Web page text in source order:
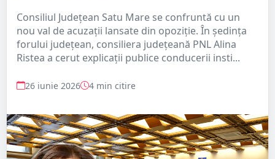
Consiliul Județean Satu Mare se confruntă cu un
nou val de acuzații lansate din opoziție. În ședința
forului județean, consiliera județeană PNL Alina
Ristea a cerut explicații publice conducerii insti...
26 iunie 2026 4 min citire